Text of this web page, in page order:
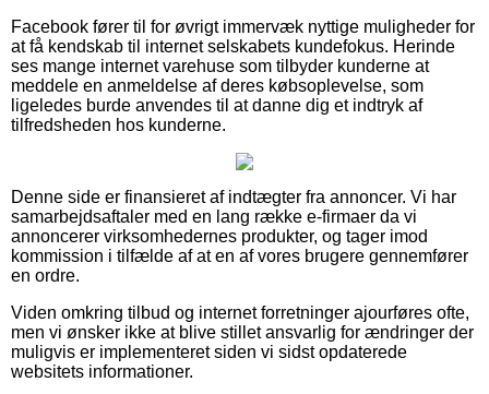
Facebook fører til for øvrigt immervæk nyttige muligheder for
at få kendskab til internet selskabets kundefokus. Herinde
ses mange internet varehuse som tilbyder kunderne at
meddele en anmeldelse af deres købsoplevelse, som
ligeledes burde anvendes til at danne dig et indtryk af
tilfredsheden hos kunderne.
Denne side er finansieret af indtægter fra annoncer. Vi har
samarbejdsaftaler med en lang række e-firmaer da vi
annoncerer virksomhedernes produkter, og tager imod
kommission i tilfælde af at en af vores brugere gennemfører
en ordre.
Viden omkring tilbud og internet forretninger ajourføres ofte,
men vi ønsker ikke at blive stillet ansvarlig for ændringer der
muligvis er implementeret siden vi sidst opdaterede
websitets informationer.